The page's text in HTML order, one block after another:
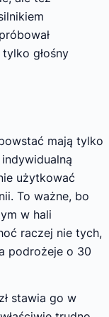
głośny
mają tylko
użytkować
To ważne, bo
w hali
raczej nie tych,
podrożeje o 30
stawia go w